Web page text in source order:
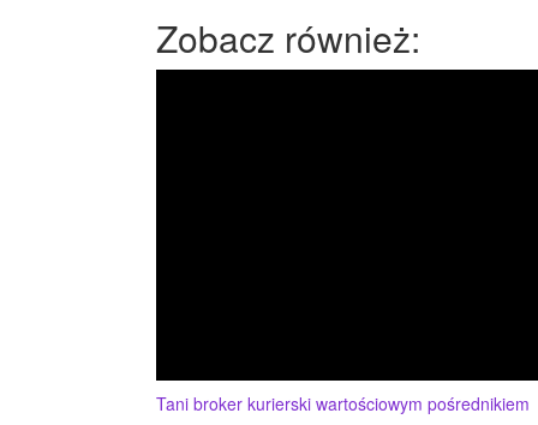
Zobacz również:
Tani broker kurierski wartościowym pośrednikiem